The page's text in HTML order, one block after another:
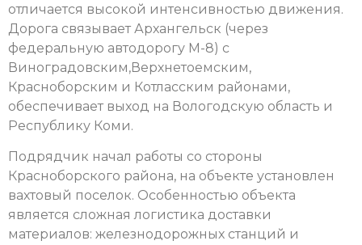
отличается высокой интенсивностью движения.
Дорога связывает Архангельск (через
федеральную автодорогу М-8) с
Виноградовским,Верхнетоемским,
Красноборским и Котласским районами,
обеспечивает выход на Вологодскую область и
Республику Коми.
Подрядчик начал работы со стороны
Красноборского района, на объекте установлен
вахтовый поселок. Особенностью объекта
является сложная логистика доставки
материалов: железнодорожных станций и